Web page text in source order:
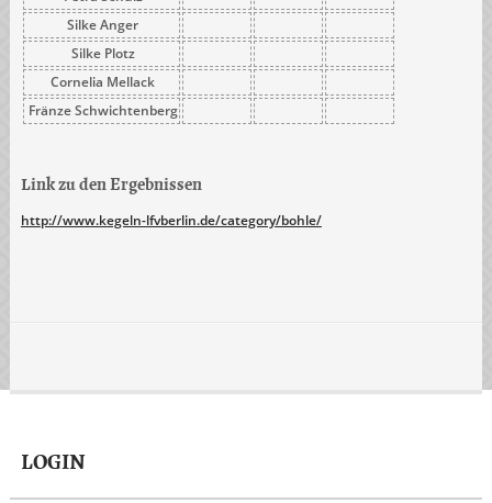
Silke Anger
Silke Plotz
Cornelia Mellack
Fränze Schwichtenberg
Link zu den Ergebnissen
http://www.kegeln-lfvberlin.de/category/bohle/
LOGIN